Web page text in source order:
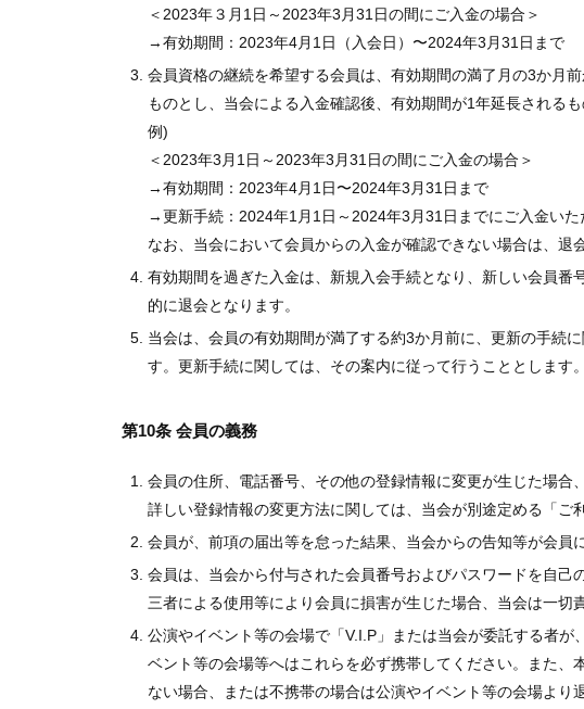
＜2023年３月1日～2023年3月31日の間にご入金の場合＞
→有効期間：2023年4月1日（入会日）〜2024年3月31日まで
会員資格の継続を希望する会員は、有効期間の満了月の3か月
ものとし、当会による入金確認後、有効期間が1年延長されるも
例)
＜2023年3月1日～2023年3月31日の間にご入金の場合＞
→有効期間：2023年4月1日〜2024年3月31日まで
→更新手続：2024年1月1日～2024年3月31日までにご入金い
なお、当会において会員からの入金が確認できない場合は、退
有効期間を過ぎた入金は、新規入会手続となり、新しい会員
的に退会となります。
当会は、会員の有効期間が満了する約3か月前に、更新の手続
す。更新手続に関しては、その案内に従って行うこととします。
第10条 会員の義務
会員の住所、電話番号、その他の登録情報に変更が生じた場合
詳しい登録情報の変更方法に関しては、当会が別途定める「ご
会員が、前項の届出等を怠った結果、当会からの告知等が会員
会員は、当会から付与された会員番号およびパスワードを自
三者による使用等により会員に損害が生じた場合、当会は一切
公演やイベント等の会場で「V.I.P」または当会が委託する者
ベント等の会場等へはこれらを必ず携帯してください。また
ない場合、または不携帯の場合は公演やイベント等の会場よ